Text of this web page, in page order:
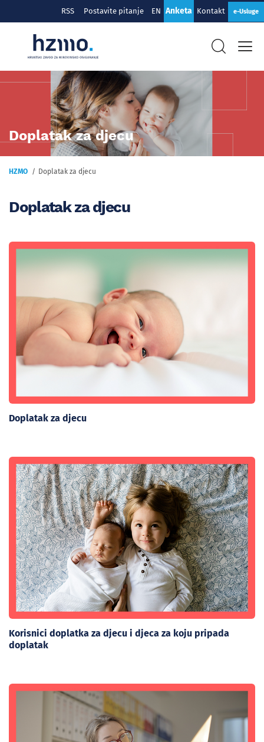
RSS Postavite pitanje EN Anketa Kontakt e-Usluge
Doplatak za djecu
HZMO Doplatak za djecu
Doplatak za djecu
Doplatak za djecu
Korisnici doplatka za djecu i djeca za koju pripada
doplatak